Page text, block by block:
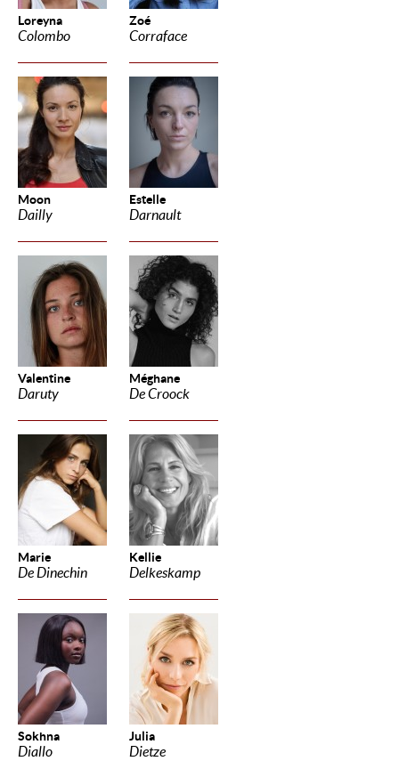
Loreyna
Colombo
Zoé
Corraface
Moon
Dailly
Estelle
Darnault
Valentine
Daruty
Méghane
De Croock
Marie
De Dinechin
Kellie
Delkeskamp
Sokhna
Diallo
Julia
Dietze